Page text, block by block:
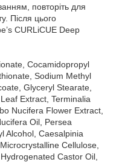
повторіть для
Після цього
CURLiCUE Deep
Cocamidopropyl
Sodium Methyl
Glyceryl Stearate,
Extract, Terminalia
Nucifera Flower Extract,
Oil, Persea
Alcohol, Caesalpinia
Cellulose,
Castor Oil,